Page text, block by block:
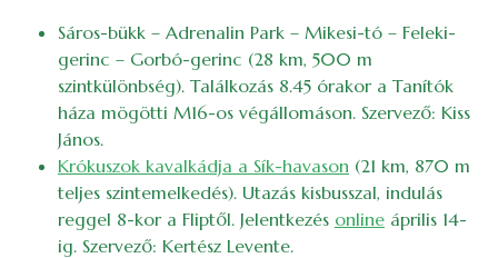
Sáros-bükk – Adrenalin Park – Mikesi-tó – Feleki-
gerinc – Gorbó-gerinc (28 km, 500 m
szintkülönbség). Találkozás 8.45 órakor a Tanítók
háza mögötti M16-os végállomáson. Szervező: Kiss
János.
Krókuszok kavalkádja a Sík-havason (21 km, 870 m
teljes szintemelkedés). Utazás kisbusszal, indulás
reggel 8-kor a Fliptől. Jelentkezés online április 14-
ig. Szervező: Kertész Levente.